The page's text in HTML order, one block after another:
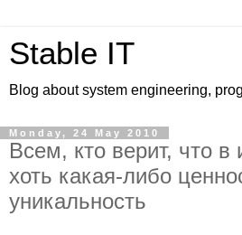
Stable IT
Blog about system engineering,
Monday, 24 May 2010
Всем, кто верит, что в
хоть какая-либо
уникальность